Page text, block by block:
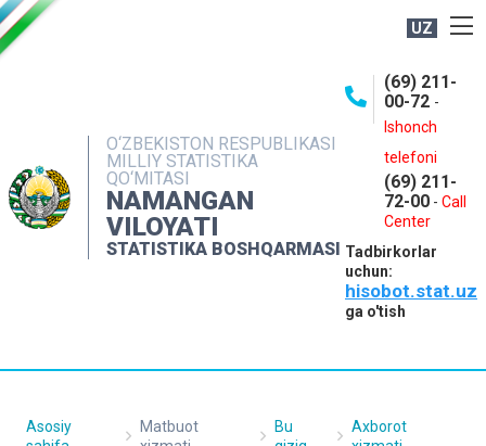
UZ
O‘ZBEKISTON RESPUBLIKASI
MILLIY STATISTIKA
QO‘MITASI
NAMANGAN
VILOYATI
STATISTIKA BOSHQARMASI
(69) 211-
00-72 -
Ishonch
telefoni
(69) 211-
72-00 - Call
Center
Tadbirkorlar
uchun:
hisobot.stat.uz
ga o'tish
NASHRLAR
INTERAKTIV XIZMATLAR
MATBUOT XIZMATI
MUROJAATLAR
Asosiy
Matbuot
Bu
Axborot